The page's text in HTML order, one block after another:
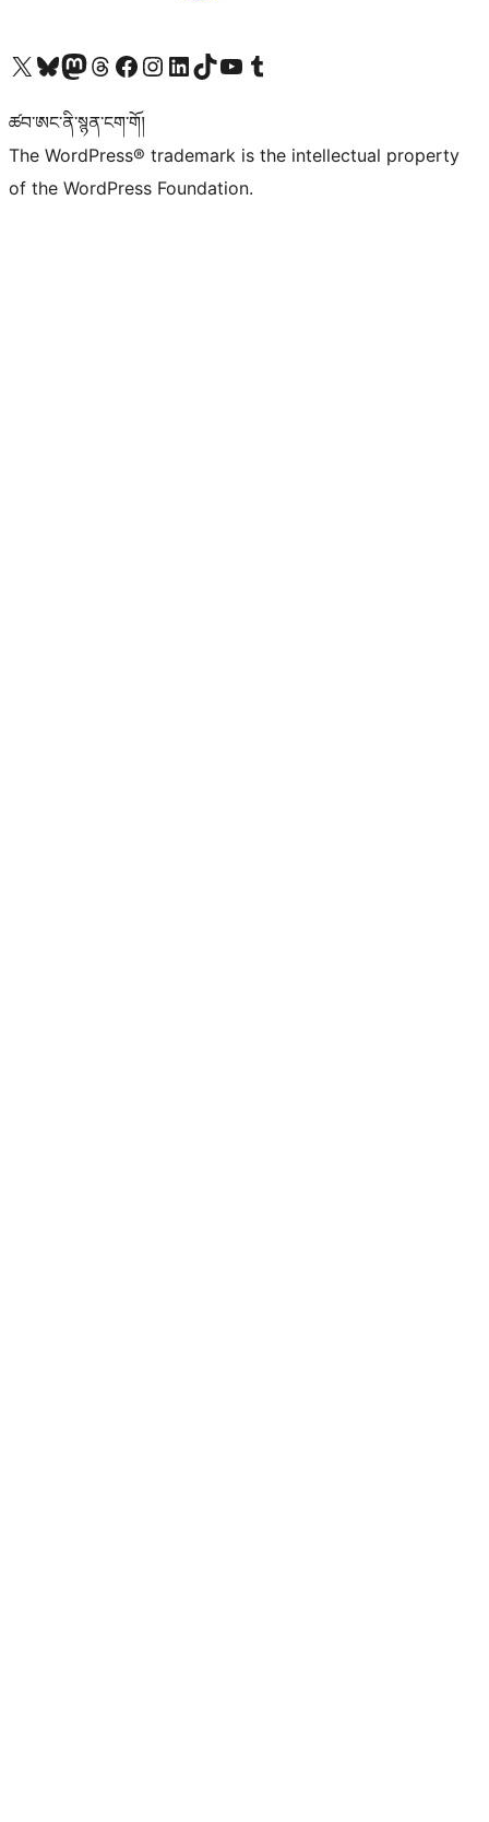
Visit our X (formerly Twitter) account
Visit our Bluesky account
Visit our Mastodon account
Visit our Threads account
Visit our Facebook page
Visit our Instagram account
Visit our LinkedIn account
Visit our TikTok account
Visit our YouTube channel
Visit our Tumblr account
ཚབ་ཨང་ནི་སྙན་ངག་གོ།
The WordPress® trademark is the intellectual property
of the WordPress Foundation.